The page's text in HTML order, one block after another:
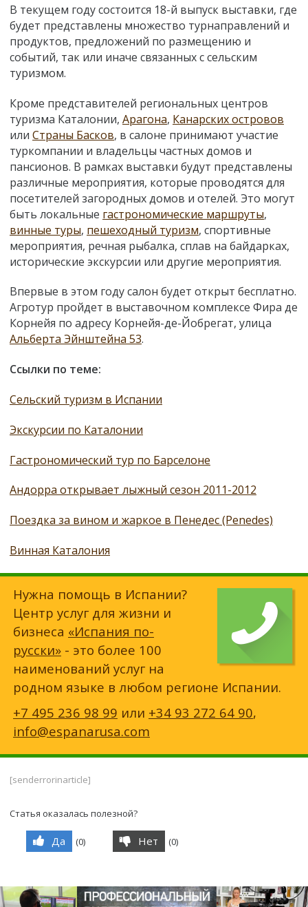
В текущем году состоится 18-й выпуск выставки, где
будет представлены множество турнаправлений и
продуктов, предложений по размещению и
событий, так или иначе связанных с сельским
туризмом.
Кроме представителей региональных центров
туризма Каталонии, Арагона, Канарских островов
или Страны Басков, в салоне принимают участие
туркомпании и владельцы частных домов и
пансионов. В рамках выставки будут представлены
различные мероприятия, которые проводятся для
посетителей загородных домов и отелей. Это могут
быть локальные гастрономические маршруты,
винные туры, пешеходный туризм, спортивные
мероприятия, речная рыбалка, сплав на байдарках,
исторические экскурсии или другие мероприятия.
Впервые в этом году салон будет открыт бесплатно.
Агротур пройдет в выставочном комплексе Фира де
Корнейя по адресу Корнейя-де-Йобрегат, улица
Альберта Эйнштейна 53.
Ссылки по теме:
Сельский туризм в Испании
Экскурсии по Каталонии
Гастрономический тур по Барселоне
Андорра открывает лыжный сезон 2011-2012
Поездка за вином и жаркое в Пенедес (Penedes)
Винная Каталония
Нужна помощь в Испании?
Центр услуг для жизни и
бизнеса «Испания по-
русски» - это более 100
наименований услуг на
родном языке в любом регионе Испании.
+7 495 236 98 99 или +34 93 272 64 90,
info@espanarusa.com
[senderrorinarticle]
Статья оказалась полезной?
Да (0) Нет (0)